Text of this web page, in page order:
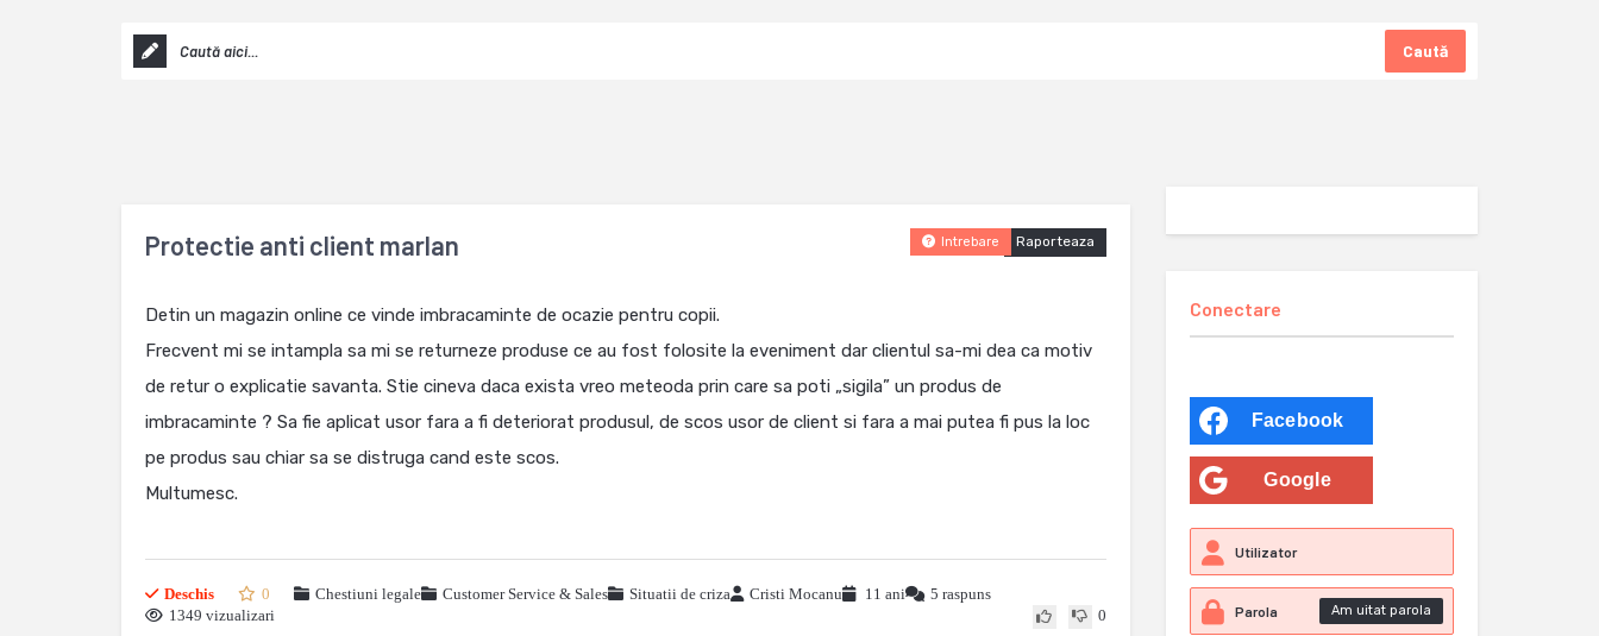
Caută
Protectie anti client marlan Raporteaza
Intrebare
Detin un magazin online ce vinde imbracaminte de ocazie pentru copii.
Frecvent mi se intampla sa mi se returneze produse ce au fost folosite la eveniment dar clientul sa-mi dea ca motiv
de retur o explicatie savanta. Stie cineva daca exista vreo meteoda prin care sa poti „sigila” un produs de
imbracaminte ? Sa fie aplicat usor fara a fi deteriorat produsul, de scos usor de client si fara a mai putea fi pus la loc
pe produs sau chiar sa se distruga cand este scos.
Multumesc.
Deschis 0 Chestiuni legale Customer Service & Sales Situatii de criza Cristi Mocanu 11 ani
5 raspuns
1349 vizualizari
0
Conectare
Facebook
Google
Am uitat parola